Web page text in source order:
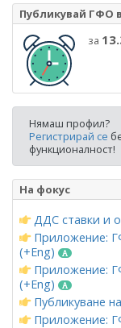
Публикувай ГФО
за
Нямаш профил?
Регистрирай се
функционалност!
На фокус
ДДС ставки и
Приложение:
(+Eng)
Приложение:
(+Eng)
Публикуване
Приложение: